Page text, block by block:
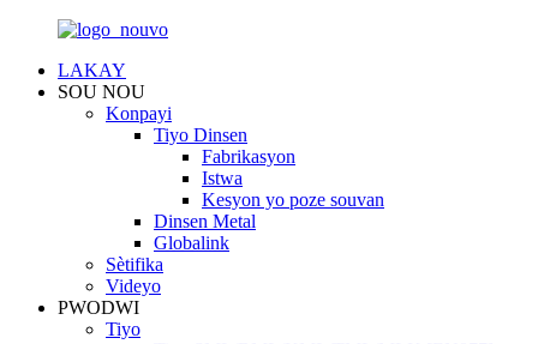
LAKAY
SOU NOU
Konpayi
Tiyo Dinsen
Fabrikasyon
Istwa
Kesyon yo poze souvan
Dinsen Metal
Globalink
Sètifika
Videyo
PWODWI
Tiyo